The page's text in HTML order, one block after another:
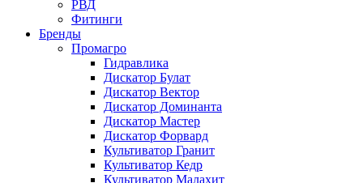
РВД
Фитинги
Бренды
Промагро
Гидравлика
Дискатор Булат
Дискатор Вектор
Дискатор Доминанта
Дискатор Мастер
Дискатор Форвард
Культиватор Гранит
Культиватор Кедр
Культиватор Малахит